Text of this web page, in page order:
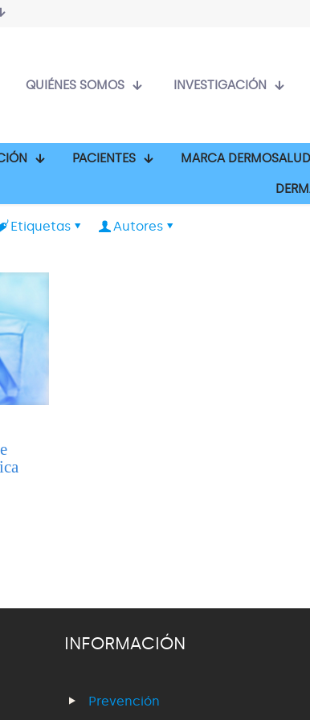
QUIÉNES SOMOS INVESTIGACIÓN
PACIENTES MARCA
Etiquetas Autores
INFORMACIÓN
Prevención